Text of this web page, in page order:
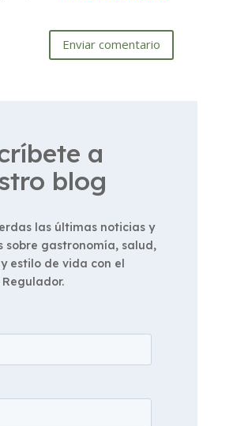
Enviar comentario
a
blog
las últimas noticias y
sobre gastronomía, salud,
estilo de vida con el
Regulador.